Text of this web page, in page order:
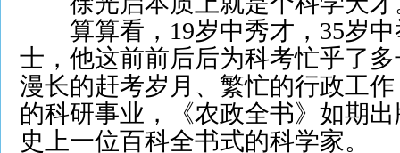
算算看，19岁中秀才，35岁中
士，他这前前后后为科考忙乎了
漫长的赶考岁月、繁忙的行政工
的科研事业，《农政全书》如期
史上一位百科全书式的科学家。